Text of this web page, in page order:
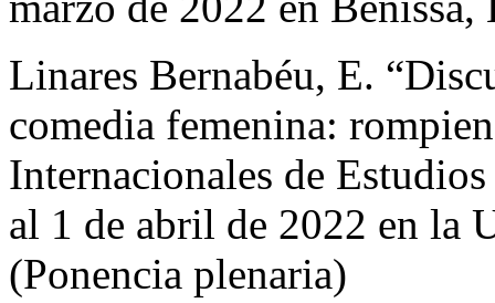
Linares Bernabéu, E.
comedia femenina:
Internacionales de
al 1 de abril de 2022 en la
(Ponencia plenaria)